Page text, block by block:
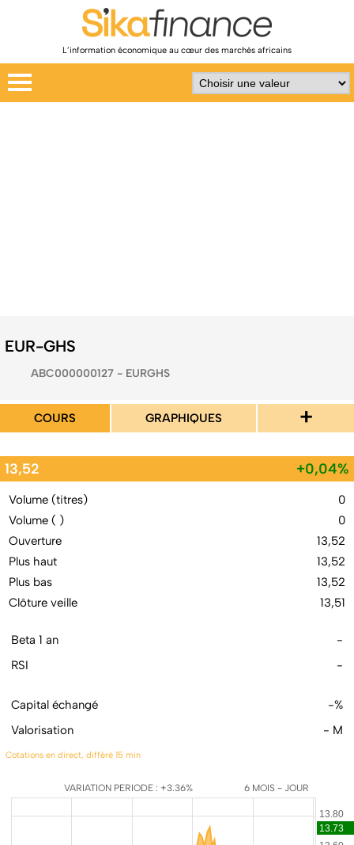
L’information économique au cœur des marchés africains
EUR-GHS
ABC000000127 - EURGHS
COURS GRAPHIQUES +
13,52 +0,04%
Volume (titres)
0
Volume ( )
0
Ouverture
13,52
Plus haut
13,52
Plus bas
13,52
Clôture veille
13,51
Beta 1 an
-
RSI
-
Capital échangé
-%
Valorisation
- M
Cotations en direct, différé 15 min
VARIATION PERIODE : +3.36% 6 MOIS - JOUR